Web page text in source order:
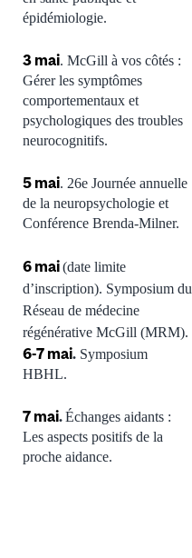
épidémiologie.
3 mai. McGill à vos côtés :
Gérer les symptômes
comportementaux et
psychologiques des troubles
neurocognitifs.
5 mai. 26e Journée annuelle
de la neuropsychologie et
Conférence Brenda-Milner.
6 mai(date limite
d’inscription). Symposium du
Réseau de médecine
régénérative McGill (MRM).
6-7 mai. Symposium
HBHL.
7 mai.Échanges aidants :
Les aspects positifs de la
proche aidance.